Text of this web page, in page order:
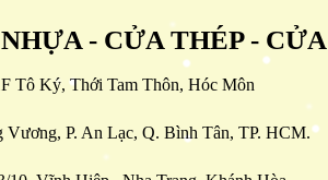
- CỬA THÉP -
Tô Ký, Thới Tam Thôn, Hóc Môn
P. An Lạc, Q. Bình Tân, TP. HCM.